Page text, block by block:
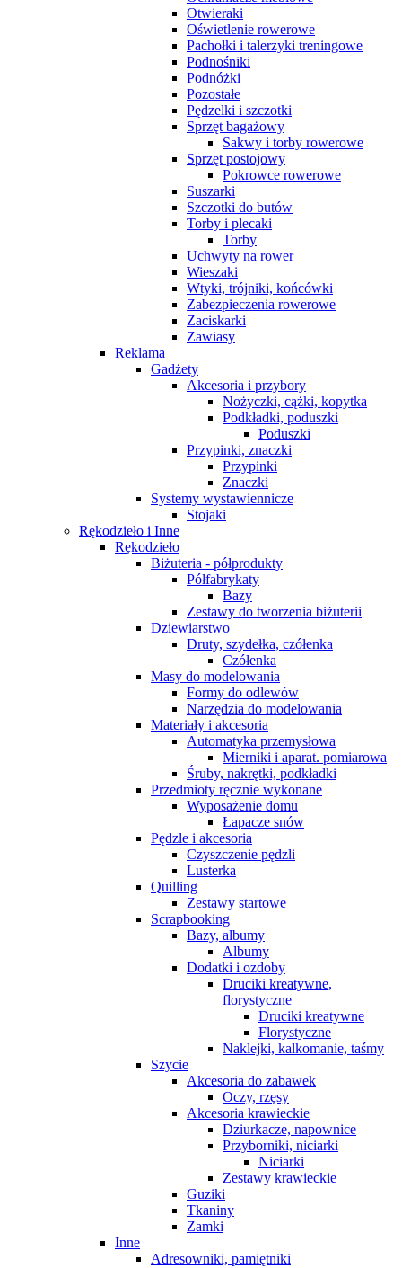
Otwieraki
Oświetlenie rowerowe
Pachołki i talerzyki treningowe
Podnośniki
Podnóżki
Pozostałe
Pędzelki i szczotki
Sprzęt bagażowy
Sakwy i torby rowerowe
Sprzęt postojowy
Pokrowce rowerowe
Suszarki
Szczotki do butów
Torby i plecaki
Torby
Uchwyty na rower
Wieszaki
Wtyki, trójniki, końcówki
Zabezpieczenia rowerowe
Zaciskarki
Zawiasy
Reklama
Gadżety
Akcesoria i przybory
Nożyczki, cążki, kopytka
Podkładki, poduszki
Poduszki
Przypinki, znaczki
Przypinki
Znaczki
Systemy wystawiennicze
Stojaki
Rękodzieło i Inne
Rękodzieło
Biżuteria - półprodukty
Półfabrykaty
Bazy
Zestawy do tworzenia biżuterii
Dziewiarstwo
Druty, szydełka, czółenka
Czółenka
Masy do modelowania
Formy do odlewów
Narzędzia do modelowania
Materiały i akcesoria
Automatyka przemysłowa
Mierniki i aparat. pomiarowa
Śruby, nakrętki, podkładki
Przedmioty ręcznie wykonane
Wyposażenie domu
Łapacze snów
Pędzle i akcesoria
Czyszczenie pędzli
Lusterka
Quilling
Zestawy startowe
Scrapbooking
Bazy, albumy
Albumy
Dodatki i ozdoby
Druciki kreatywne,
florystyczne
Druciki kreatywne
Florystyczne
Naklejki, kalkomanie, taśmy
Szycie
Akcesoria do zabawek
Oczy, rzęsy
Akcesoria krawieckie
Dziurkacze, napownice
Przyborniki, niciarki
Niciarki
Zestawy krawieckie
Guziki
Tkaniny
Zamki
Inne
Adresowniki, pamiętniki